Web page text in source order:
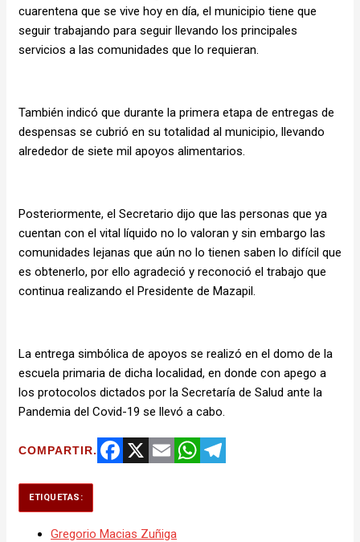
cuarentena que se vive hoy en día, el municipio tiene que
seguir trabajando para seguir llevando los principales
servicios a las comunidades que lo requieran.
También indicó que durante la primera etapa de entregas de
despensas se cubrió en su totalidad al municipio, llevando
alrededor de siete mil apoyos alimentarios.
Posteriormente, el Secretario dijo que las personas que ya
cuentan con el vital líquido no lo valoran y sin embargo las
comunidades lejanas que aún no lo tienen saben lo difícil que
es obtenerlo, por ello agradeció y reconoció el trabajo que
continua realizando el Presidente de Mazapil.
La entrega simbólica de apoyos se realizó en el domo de la
escuela primaria de dicha localidad, en donde con apego a
los protocolos dictados por la Secretaría de Salud ante la
Pandemia del Covid-19 se llevó a cabo.
COMPARTIR.
ETIQUETAS:
Gregorio Macias Zuñiga